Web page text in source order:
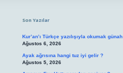
Son Yazılar
Kur’an’ı Türkçe yazılışıyla okumak günah
Ağustos 6, 2026
Ayak ağrısına hangi tuz iyi gelir ?
Ağustos 5, 2026